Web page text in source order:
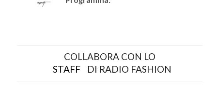
COLLABORA CON LO
STAFF
DI RADIO FASHION